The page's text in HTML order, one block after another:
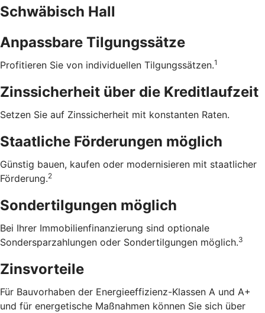
Schwäbisch Hall
Anpassbare Tilgungssätze
Profitieren Sie von individuellen Tilgungssätzen.1
Zinssicherheit über die ­Kreditlaufzeit
Setzen Sie auf Zinssicherheit mit konstanten Raten.
Staatliche Förderungen möglich
Günstig bauen, kaufen oder modernisieren mit staatlicher
Förderung.2
Sondertilgungen möglich
Bei Ihrer Immobilienfinanzierung sind optionale
Sondersparzahlungen oder Sondertilgungen möglich.3
Zinsvorteile
Für Bauvorhaben der Energieeffizienz-Klassen A und A+
und für energetische Maßnahmen können Sie sich über